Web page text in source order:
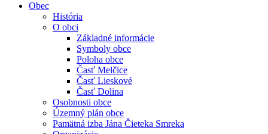
Obec
História
O obci
Základné informácie
Symboly obce
Poloha obce
Časť Melčice
Časť Lieskové
Časť Dolina
Osobnosti obce
Územný plán obce
Pamätná izba Jána Čieteka Smreka